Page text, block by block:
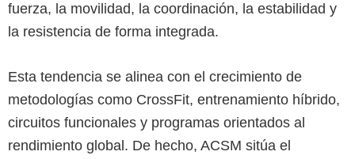
fuerza, la movilidad, la coordinación, la estabilidad y
la resistencia de forma integrada.
Esta tendencia se alinea con el crecimiento de
metodologías como CrossFit, entrenamiento híbrido,
circuitos funcionales y programas orientados al
rendimiento global. De hecho, ACSM sitúa el